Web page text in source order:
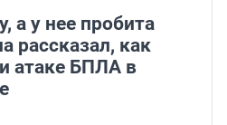
а у нее пробита
рассказал, как
атаке БПЛА в